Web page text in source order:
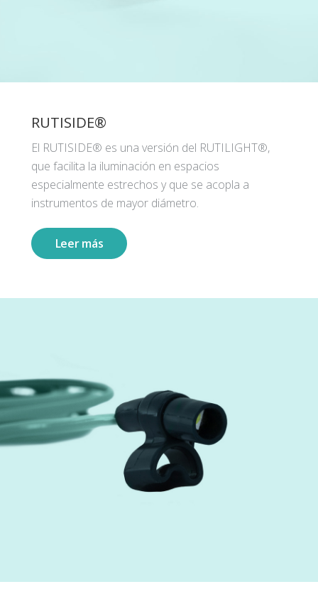
RUTISIDE®
El RUTISIDE® es una versión del RUTILIGHT®,
que facilita la iluminación en espacios
especialmente estrechos y que se acopla a
instrumentos de mayor diámetro.
Leer más